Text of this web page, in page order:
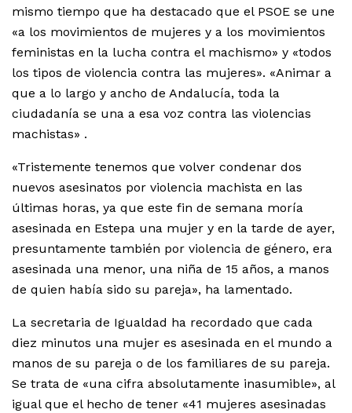
mismo tiempo que ha destacado que el PSOE se une
«a los movimientos de mujeres y a los movimientos
feministas en la lucha contra el machismo» y «todos
los tipos de violencia contra las mujeres». «Animar a
que a lo largo y ancho de Andalucía, toda la
ciudadanía se una a esa voz contra las violencias
machistas» .
«Tristemente tenemos que volver condenar dos
nuevos asesinatos por violencia machista en las
últimas horas, ya que este fin de semana moría
asesinada en Estepa una mujer y en la tarde de ayer,
presuntamente también por violencia de género, era
asesinada una menor, una niña de 15 años, a manos
de quien había sido su pareja», ha lamentado.
La secretaria de Igualdad ha recordado que cada
diez minutos una mujer es asesinada en el mundo a
manos de su pareja o de los familiares de su pareja.
Se trata de «una cifra absolutamente inasumible», al
igual que el hecho de tener «41 mujeres asesinadas